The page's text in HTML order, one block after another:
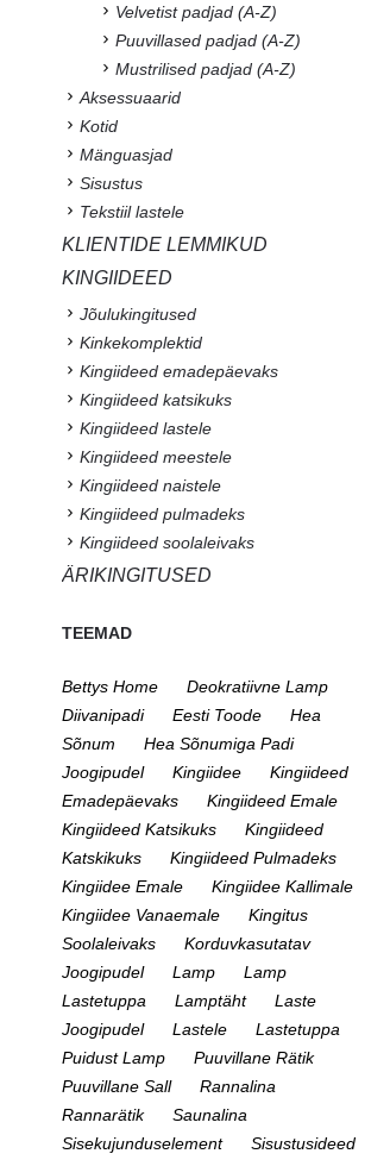
Velvetist padjad (A-Z)
Puuvillased padjad (A-Z)
Mustrilised padjad (A-Z)
Aksessuaarid
Kotid
Mänguasjad
Sisustus
Tekstiil lastele
KLIENTIDE LEMMIKUD
KINGIIDEED
Jõulukingitused
Kinkekomplektid
Kingiideed emadepäevaks
Kingiideed katsikuks
Kingiideed lastele
Kingiideed meestele
Kingiideed naistele
Kingiideed pulmadeks
Kingiideed soolaleivaks
ÄRIKINGITUSED
TEEMAD
Bettys Home
Deokratiivne Lamp
Diivanipadi
Eesti Toode
Hea
Sõnum
Hea Sõnumiga Padi
Joogipudel
Kingiidee
Kingiideed
Emadepäevaks
Kingiideed Emale
Kingiideed Katsikuks
Kingiideed
Katskikuks
Kingiideed Pulmadeks
Kingiidee Emale
Kingiidee Kallimale
Kingiidee Vanaemale
Kingitus
Soolaleivaks
Korduvkasutatav
Joogipudel
Lamp
Lamp
Lastetuppa
Lamptäht
Laste
Joogipudel
Lastele
Lastetuppa
Puidust Lamp
Puuvillane Rätik
Puuvillane Sall
Rannalina
Rannarätik
Saunalina
Sisekujunduselement
Sisustusideed